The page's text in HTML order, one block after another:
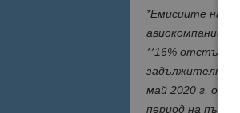
*Емисиите на
авиокомпании
**16% отстъпка
задължителни
май 2020 г. от
период на